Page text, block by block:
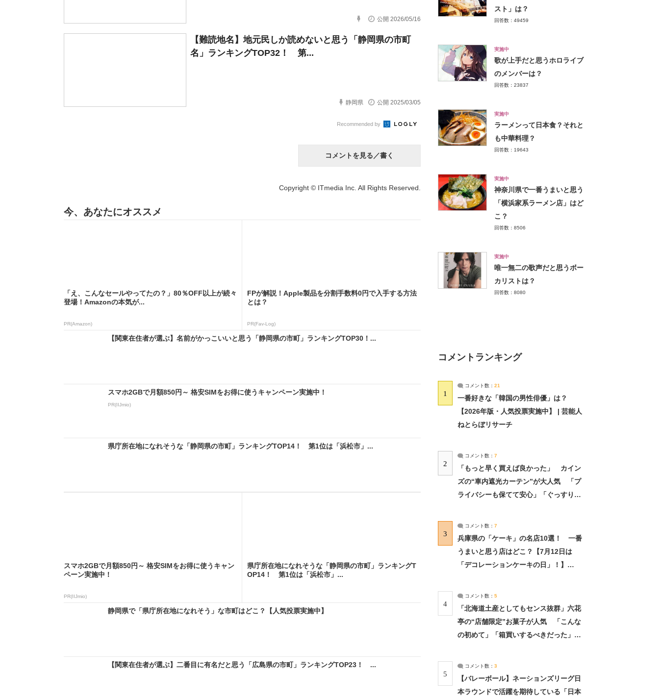
公開 2026/05/16
【難読地名】地元民しか読めないと思う「静岡県の市町
名」ランキングTOP32！ 第...
静岡県 公開 2025/03/05
Recommended by
コメントを見る／書く
Copyright © ITmedia Inc. All Rights Reserved.
今、あなたにオススメ
「え、こんなセールやってたの？」80％OFF以上が続々
登場！Amazonの本気が...
PR(Amazon)
FPが解説！Apple製品を分割手数料0円で入手する方法
とは？
PR(Fav-Log)
【関東在住者が選ぶ】名前がかっこいいと思う「静岡県の市町」ランキングTOP30！...
スマホ2GBで月額850円～ 格安SIMをお得に使うキャンペーン実施中！
PR(IIJmio)
県庁所在地になれそうな「静岡県の市町」ランキングTOP14！ 第1位は「浜松市」...
スマホ2GBで月額850円～ 格安SIMをお得に使うキャン
ペーン実施中！
PR(IIJmio)
県庁所在地になれそうな「静岡県の市町」ランキングT
OP14！ 第1位は「浜松市」...
静岡県で「県庁所在地になれそう」な市町はどこ？【人気投票実施中】
【関東在住者が選ぶ】二番目に有名だと思う「広島県の市町」ランキングTOP23！ ...
スト」は？
回答数：49459
実施中
歌が上手だと思うホロライブ
のメンバーは？
回答数：23837
実施中
ラーメンって日本食？それと
も中華料理？
回答数：19643
実施中
神奈川県で一番うまいと思う
「横浜家系ラーメン店」はど
こ？
回答数：8506
実施中
唯一無二の歌声だと思うボー
カリストは？
回答数：8080
コメントランキング
1
コメント数： 21
一番好きな「韓国の男性俳優」は？
【2026年版・人気投票実施中】 | 芸能人
ねとらぼリサーチ
2
コメント数： 7
「もっと早く買えば良かった」 カイン
ズの“車内遮光カーテン”が大人気 「プ
ライバシーも保てて安心」「ぐっすり眠
3
コメント数： 7
兵庫県の「ケーキ」の名店10選！ 一番
うまいと思う店はどこ？【7月12日は
「デコレーションケーキの日」！】
4
コメント数： 5
「北海道土産としてもセンス抜群」六花
亭の“店舗限定”お菓子が人気 「こんな
の初めて」「箱買いするべきだった」
5
コメント数： 3
【バレーボール】ネーションズリーグ日
本ラウンドで活躍を期待している「日本